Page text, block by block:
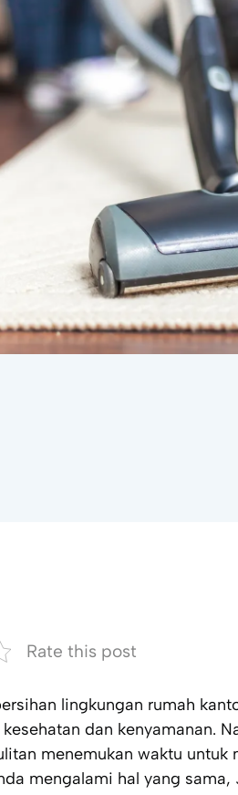
Rate this post
lingkungan rumah
dan kenyamanan.
menemukan waktu untuk
mengalami hal yang sama,